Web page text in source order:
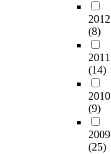
2012
(8)
2011
(14)
2010
(9)
2009
(25)